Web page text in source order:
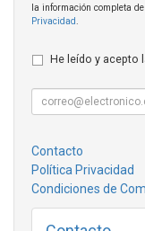
la información completa
Privacidad
He leído y acepto
Contacto
Política Privacidad
Condiciones de